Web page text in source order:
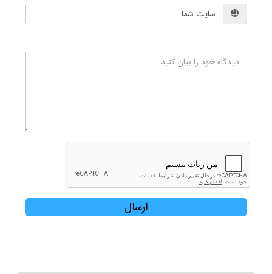
ارسال